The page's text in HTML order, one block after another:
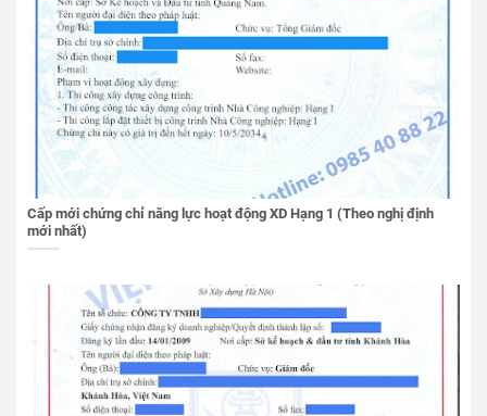
Cấp mới chứng chỉ năng lực hoạt động XD Hạng 1 (Theo nghị định
mới nhất)